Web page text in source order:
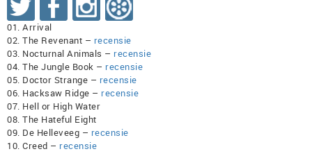
01. Arrival
02. The Revenant – recensie
03. Nocturnal Animals – recensie
04. The Jungle Book – recensie
05. Doctor Strange – recensie
06. Hacksaw Ridge – recensie
07. Hell or High Water
08. The Hateful Eight
09. De Helleveeg – recensie
10. Creed – recensie